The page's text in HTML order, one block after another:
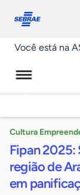
conosco
Você está na
Cultura
Fipan 2025:
região de
em